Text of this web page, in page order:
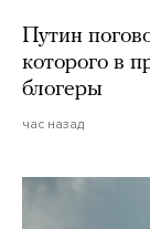
Путин
которого в
блогеры
час назад